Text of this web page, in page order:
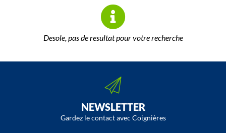
Desole, pas de resultat pour votre recherche
NEWSLETTER
Gardez le contact avec Coignières